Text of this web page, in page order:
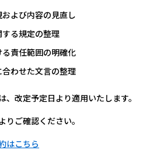
よび内容の見直し
る規定の整理
責任範囲の明確化
わせた文言の整理
改定予定日より適用いたします。
ご確認ください。
はこちら